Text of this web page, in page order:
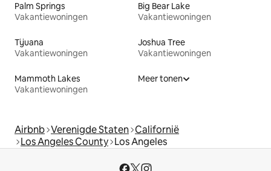
Palm Springs
Vakantiewoningen
Big Bear Lake
Vakantiewoningen
Tijuana
Vakantiewoningen
Joshua Tree
Vakantiewoningen
Mammoth Lakes
Vakantiewoningen
Meer tonen
Airbnb Verenigde Staten Californië
Los Angeles County Los Angeles